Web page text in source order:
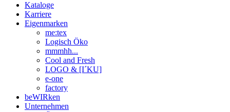
Kataloge
Karriere
Eigenmarken
me:tex
Logisch Öko
mmmhh...
Cool and Fresh
LOGO & [I´KU]
e-one
factory
beWIRken
Unternehmen